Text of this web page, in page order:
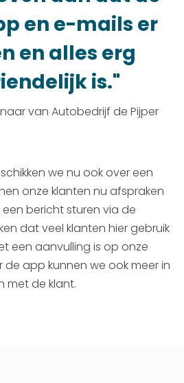
en e-mails er
en alles erg
is."
van Autobedrijf de Pijper
we nu ook over een
onze klanten nu afspraken
bericht sturen via de
dat veel klanten hier gebruik
een aanvulling is op onze
de app kunnen we ook meer in
met de klant.